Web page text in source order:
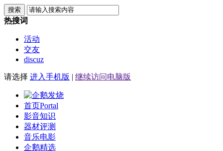
搜索
热搜词
活动
交友
discuz
请选择 进入手机版 | 继续访问电脑版
首页Portal
影音知识
器材评测
音乐电影
企鹅精选